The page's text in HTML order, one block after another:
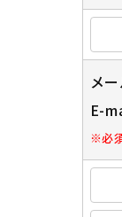
メ
E-
※必